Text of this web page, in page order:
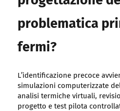
problematica
fermi?
L’identificazione precoce
simulazioni computerizzate
analisi termiche virtuali,
progetto e test pilota